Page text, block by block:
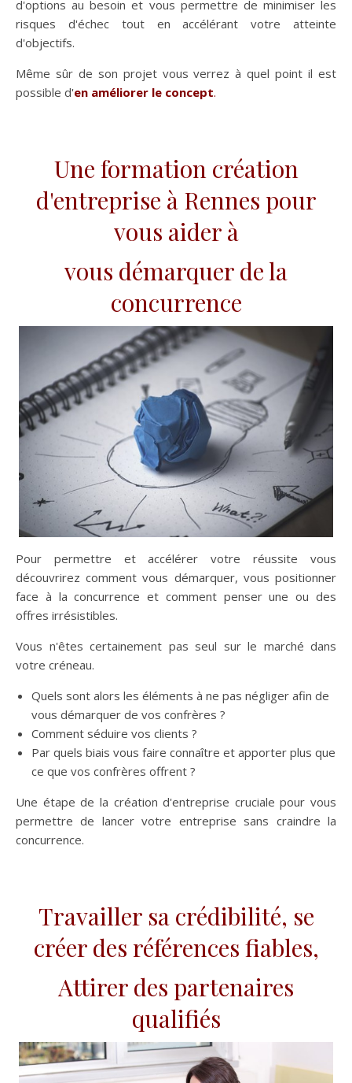
d'options au besoin et vous permettre de minimiser les
risques d'échec tout en accélérant votre atteinte
d'objectifs.
Même sûr de son projet vous verrez à quel point il est
possible d'en améliorer le concept.
Une formation création
d'entreprise à Rennes pour
vous aider à
vous démarquer de la
concurrence
Pour permettre et accélérer votre réussite vous
découvrirez comment vous démarquer, vous positionner
face à la concurrence et comment penser une ou des
offres irrésistibles.
Vous n'êtes certainement pas seul sur le marché dans
votre créneau.
Quels sont alors les éléments à ne pas négliger afin de
vous démarquer de vos confrères ?
Comment séduire vos clients ?
Par quels biais vous faire connaître et apporter plus que
ce que vos confrères offrent ?
Une étape de la création d'entreprise cruciale pour vous
permettre de lancer votre entreprise sans craindre la
concurrence.
Travailler sa crédibilité, se
créer des références fiables,
Attirer des partenaires
qualifiés